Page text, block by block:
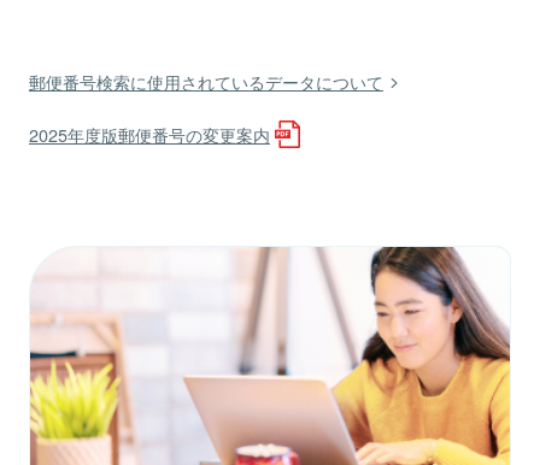
郵便番号検索に使用されているデータについて
2025年度版郵便番号の変更案内